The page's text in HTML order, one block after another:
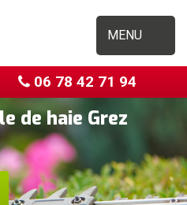
MENU
06 78 42 71 94
de haie Grez